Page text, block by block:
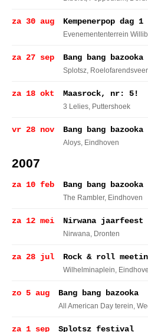
za 30 aug Kempenerpop dag 1
Evenemententerrein
za 27 sep Bang bang
Splotsz,
za 18 okt Maasrock, nr: 5!
3 Lelies, Puttershoek
vr 28 nov Bang bang
Aloys, Eindhoven
2007
za 10 feb Bang bang bazooka
The Rambler, Eindhoven
za 12 mei Nirwana jaarfeest
Nirwana, Dronten
za 28 jul Rock & roll
Wilhelminaplein,
zo 5 aug Bang bang bazooka
All American Day terein,
za 1 sep Splotsz festival